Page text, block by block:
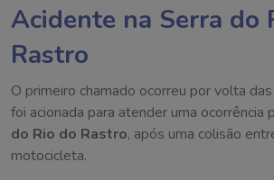
Acidente na Serra do
Rastro
O primeiro chamado ocorreu por volta
foi acionada para atender uma ocorrência
do Rio do Rastro, após uma colisão
motocicleta.